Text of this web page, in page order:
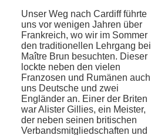
Unser Weg nach Cardiff führte
uns vor wenigen Jahren über
Frankreich, wo wir im Sommer
den traditionellen Lehrgang bei
Maître Brun besuchten. Dieser
lockte neben den vielen
Franzosen und Rumänen auch
uns Deutsche und zwei
Engländer an. Einer der Briten
war Alister Gillies, ein Meister,
der neben seinen britischen
Verbandsmitgliedschaften und